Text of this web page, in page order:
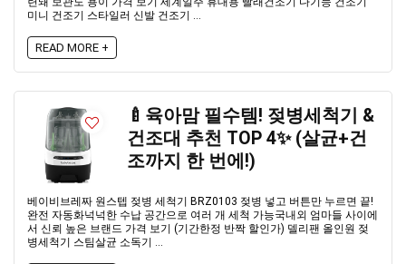
미니 건조기 스타일러 신발 건조기 ...
READ MORE +
🍼육아맘 필수템! 젖병세척기 &
건조대 추천 TOP 4✨ (살균+건
조까지 한 번에!)
베이비브레짜 원스텝 젖병 세척기 BRZ0103 젖병 넣고 버튼만 누르면 끝!
완전 자동화넉넉한 수납 공간으로 여러 개 세척 가능국내외 엄마들 사이에
서 신뢰 높은 브랜드 가격 보기 (기간한정 반짝 할인가) 델리팬 올인원 젖
병세척기 스팀살균 소독기 ...